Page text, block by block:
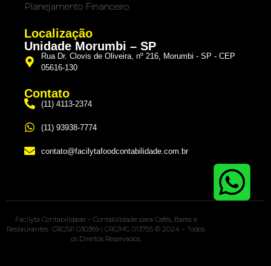
Planejamento Financeiro
Localização
Unidade Morumbi – SP
Rua Dr. Clovis de Oliveira, nº 216, Morumbi - SP - CEP
05616-130
Contato
(11) 4113-2374
(11) 93938-7774
contato@facilytafoodcontabilidade.com.br
Facilyta Contabilidade – Contabilidade para Cafés, Bares e
Restaurantes CRC/SP 030369 | CRC/MG 013755 © 2024 – Todos
os Direitos Reservados.